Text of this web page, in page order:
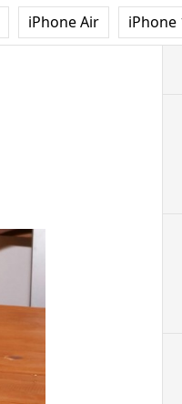
iPhone Air iPhone